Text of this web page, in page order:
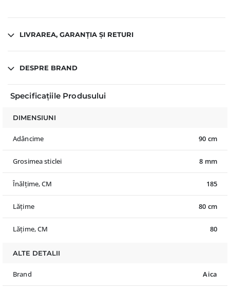
LIVRAREA, GARANȚIA ȘI RETURI
DESPRE BRAND
Specificațiile Produsului
DIMENSIUNI
Adâncime 90 cm
Grosimea sticlei 8 mm
Înălțime, CM 185
Lățime 80 cm
Lățime, CM 80
ALTE DETALII
Brand Aica